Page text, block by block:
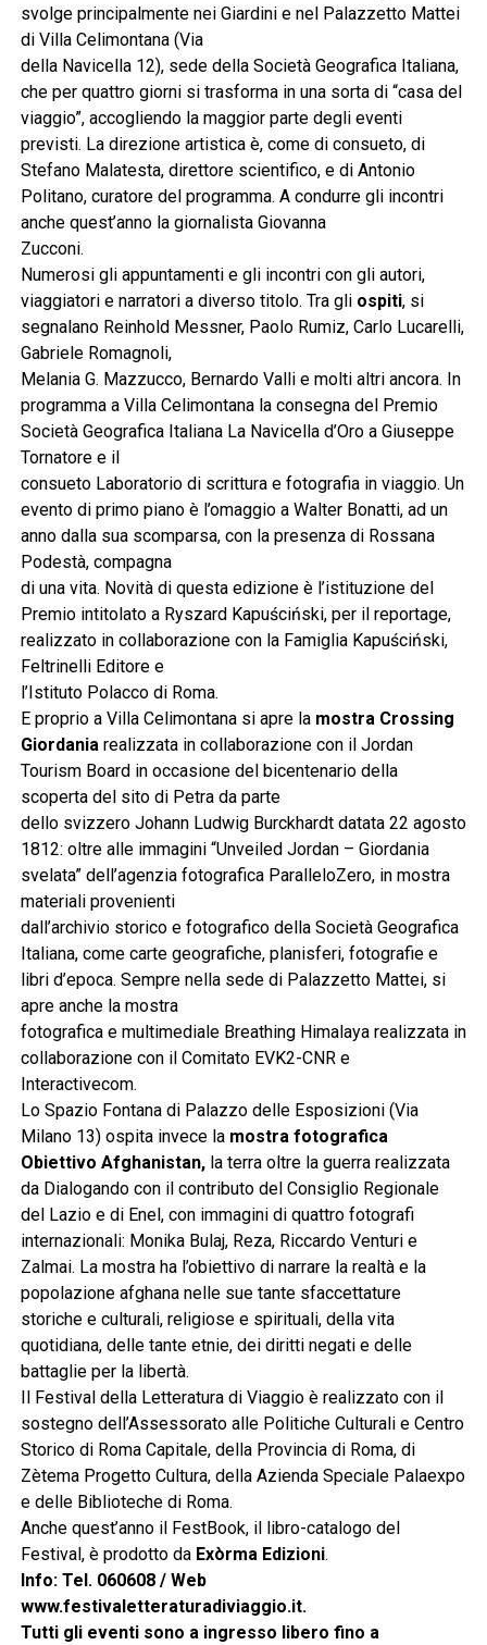
svolge principalmente nei Giardini e nel Palazzetto Mattei
di Villa Celimontana (Via
della Navicella 12), sede della Società Geografica Italiana,
che per quattro giorni si trasforma in una sorta di “casa del
viaggio”, accogliendo la maggior parte degli eventi
previsti. La direzione artistica è, come di consueto, di
Stefano Malatesta, direttore scientifico, e di Antonio
Politano, curatore del programma. A condurre gli incontri
anche quest’anno la giornalista Giovanna
Zucconi.
Numerosi gli appuntamenti e gli incontri con gli autori,
viaggiatori e narratori a diverso titolo. Tra gli ospiti, si
segnalano Reinhold Messner, Paolo Rumiz, Carlo Lucarelli,
Gabriele Romagnoli,
Melania G. Mazzucco, Bernardo Valli e molti altri ancora. In
programma a Villa Celimontana la consegna del Premio
Società Geografica Italiana La Navicella d’Oro a Giuseppe
Tornatore e il
consueto Laboratorio di scrittura e fotografia in viaggio. Un
evento di primo piano è l’omaggio a Walter Bonatti, ad un
anno dalla sua scomparsa, con la presenza di Rossana
Podestà, compagna
di una vita. Novità di questa edizione è l’istituzione del
Premio intitolato a Ryszard Kapuściński, per il reportage,
realizzato in collaborazione con la Famiglia Kapuściński,
Feltrinelli Editore e
l’Istituto Polacco di Roma.
E proprio a Villa Celimontana si apre la mostra Crossing
Giordaniarealizzata in collaborazione con il Jordan
Tourism Board in occasione del bicentenario della
scoperta del sito di Petra da parte
dello svizzero Johann Ludwig Burckhardt datata 22 agosto
1812: oltre alle immagini “Unveiled Jordan – Giordania
svelata” dell’agenzia fotografica ParalleloZero, in mostra
materiali provenienti
dall’archivio storico e fotografico della Società Geografica
Italiana, come carte geografiche, planisferi, fotografie e
libri d’epoca. Sempre nella sede di Palazzetto Mattei, si
apre anche la mostra
fotografica e multimediale Breathing Himalaya realizzata in
collaborazione con il Comitato EVK2-CNR e
Interactivecom.
Lo Spazio Fontana di Palazzo delle Esposizioni (Via
Milano 13) ospita invece la mostra fotografica
Obiettivo Afghanistan,la terra oltre la guerra realizzata
da Dialogando con il contributo del Consiglio Regionale
del Lazio e di Enel, con immagini di quattro fotografi
internazionali: Monika Bulaj, Reza, Riccardo Venturi e
Zalmai. La mostra ha l’obiettivo di narrare la realtà e la
popolazione afghana nelle sue tante sfaccettature
storiche e culturali, religiose e spirituali, della vita
quotidiana, delle tante etnie, dei diritti negati e delle
battaglie per la libertà.
Il Festival della Letteratura di Viaggio è realizzato con il
sostegno dell’Assessorato alle Politiche Culturali e Centro
Storico di Roma Capitale, della Provincia di Roma, di
Zètema Progetto Cultura, della Azienda Speciale Palaexpo
e delle Biblioteche di Roma.
Anche quest’anno il FestBook, il libro-catalogo del
Festival, è prodotto da Exòrma Edizioni.
Info: Tel. 060608 / Web
www.festivaletteraturadiviaggio.it.
Tutti gli eventi sono a ingresso libero fino a